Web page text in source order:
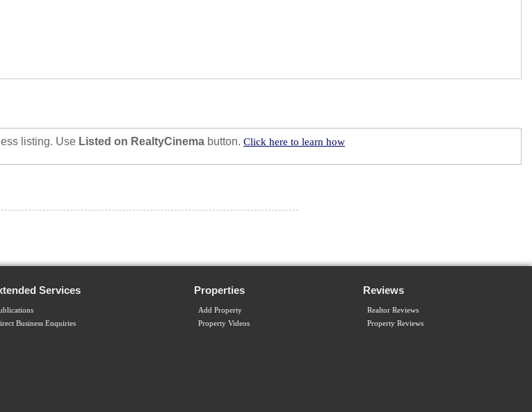
listing. Use Listed on RealtyCinema button. Click here to learn how
Services
Business Enquiries
Properties
Add Property
Property Videos
Reviews
Realtor Reviews
Property Reviews